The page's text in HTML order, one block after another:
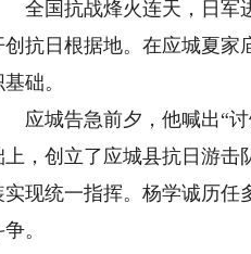
国抗战烽火连天，日军进
创抗日根据地。在应城夏家
础。
城告急前夕，他喊出“讨
上，创立了应城县抗日游击
实现统一指挥。杨学诚历任
。